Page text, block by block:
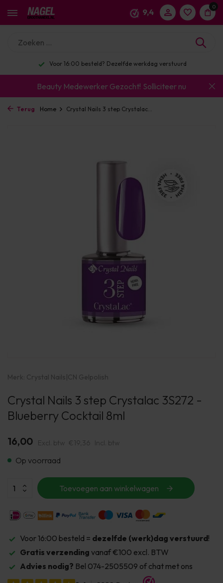
9,4
0
Voor 16:00 besteld? Dezelfde werkdag verstuurd
Beauty Medewerker Gezocht! Solliciteer nu
Terug Home Crystal Nails 3 step Crystalac...
Merk: Crystal Nails|CN Gelpolish
Crystal Nails 3 step Crystalac 3S272 -
Blueberry Cocktail 8ml
16,00 Excl. btw €19,36 Incl. btw
Op voorraad
Toevoegen aan winkelwagen
Voor 16:00 besteld = dezelfde (werk)dag verstuurd!
Gratis verzending vanaf €100 excl. BTW
Advies nodig? Bel 074-2505509 of chat met ons